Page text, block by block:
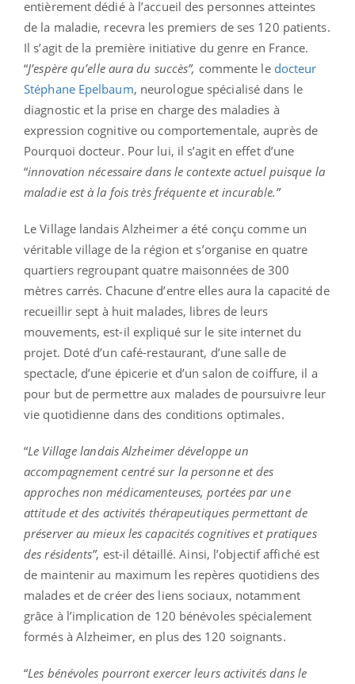
entièrement dédié à l’accueil des personnes atteintes
de la maladie, recevra les premiers de ses 120 patients.
Il s’agit de la première initiative du genre en France.
“J’espère qu’elle aura du succès”, commente le docteur
Stéphane Epelbaum, neurologue spécialisé dans le
diagnostic et la prise en charge des maladies à
expression cognitive ou comportementale, auprès de
Pourquoi docteur. Pour lui, il s’agit en effet d’une
“innovation nécessaire dans le contexte actuel puisque la
maladie est à la fois très fréquente et incurable.”
Le Village landais Alzheimer a été conçu comme un
véritable village de la région et s’organise en quatre
quartiers regroupant quatre maisonnées de 300
mètres carrés. Chacune d’entre elles aura la capacité de
recueillir sept à huit malades, libres de leurs
mouvements, est-il expliqué sur le site internet du
projet. Doté d’un café-restaurant, d’une salle de
spectacle, d’une épicerie et d’un salon de coiffure, il a
pour but de permettre aux malades de poursuivre leur
vie quotidienne dans des conditions optimales.
“Le Village landais Alzheimer développe un
accompagnement centré sur la personne et des
approches non médicamenteuses, portées par une
attitude et des activités thérapeutiques permettant de
préserver au mieux les capacités cognitives et pratiques
des résidents”, est-il détaillé. Ainsi, l’objectif affiché est
de maintenir au maximum les repères quotidiens des
malades et de créer des liens sociaux, notamment
grâce à l’implication de 120 bénévoles spécialement
formés à Alzheimer, en plus des 120 soignants.
“Les bénévoles pourront exercer leurs activités dans le